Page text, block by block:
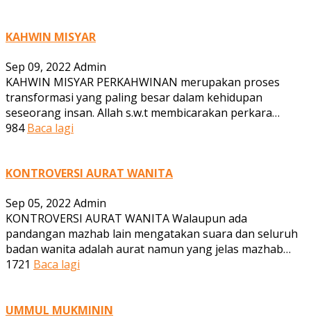
KAHWIN MISYAR
Sep 09, 2022 Admin
KAHWIN MISYAR PERKAHWINAN merupakan proses
transformasi yang paling besar dalam kehidupan
seseorang insan. Allah s.w.t membicarakan perkara…
984 Baca lagi
KONTROVERSI AURAT WANITA
Sep 05, 2022 Admin
KONTROVERSI AURAT WANITA Walaupun ada
pandangan mazhab lain mengatakan suara dan seluruh
badan wanita adalah aurat namun yang jelas mazhab…
1721 Baca lagi
UMMUL MUKMININ